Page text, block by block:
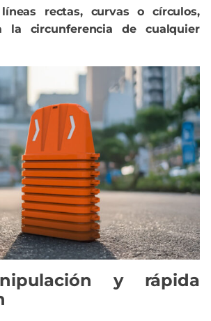
rectas, curvas o círculos,
la circunferencia de cualquier
y rápida